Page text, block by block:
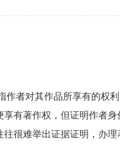
作者对其作品所享有的权
有著作权，但证明作者
很难举出证据证明，办